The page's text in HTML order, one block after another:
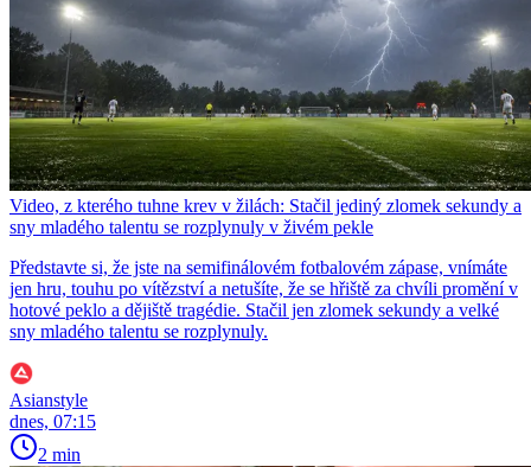
Video, z kterého tuhne krev v žilách: Stačil jediný zlomek sekundy a
sny mladého talentu se rozplynuly v živém pekle
Představte si, že jste na semifinálovém fotbalovém zápase, vnímáte
jen hru, touhu po vítězství a netušíte, že se hřiště za chvíli promění v
hotové peklo a dějiště tragédie. Stačil jen zlomek sekundy a velké
sny mladého talentu se rozplynuly.
Asianstyle
dnes, 07:15
2 min